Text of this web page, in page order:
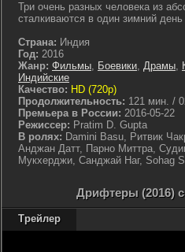
Три очень разных человека из
сталкиваются в один зимний день
Страна: Индия
Год: 2016
Жанр: Фильмы, Боевики, Драмы,
Индийские
Качество: HD (720p)
Продолжительность: 121 мин. /
Премьера в России: 2016-05-22
Режиссер: Pratim D. Gupta
В ролях: Damini Basu, Ритвик
Анджан Датт, Парно Миттра,
Мукхерджи, Санджай Наг, Sohag
Дрифтеры (2016)
Трейлер